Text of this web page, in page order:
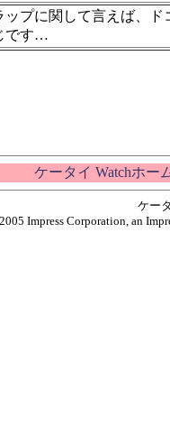
ップに関して言えば、
です…
ケータイ Watchホー
ケー
Impress Corporation, an